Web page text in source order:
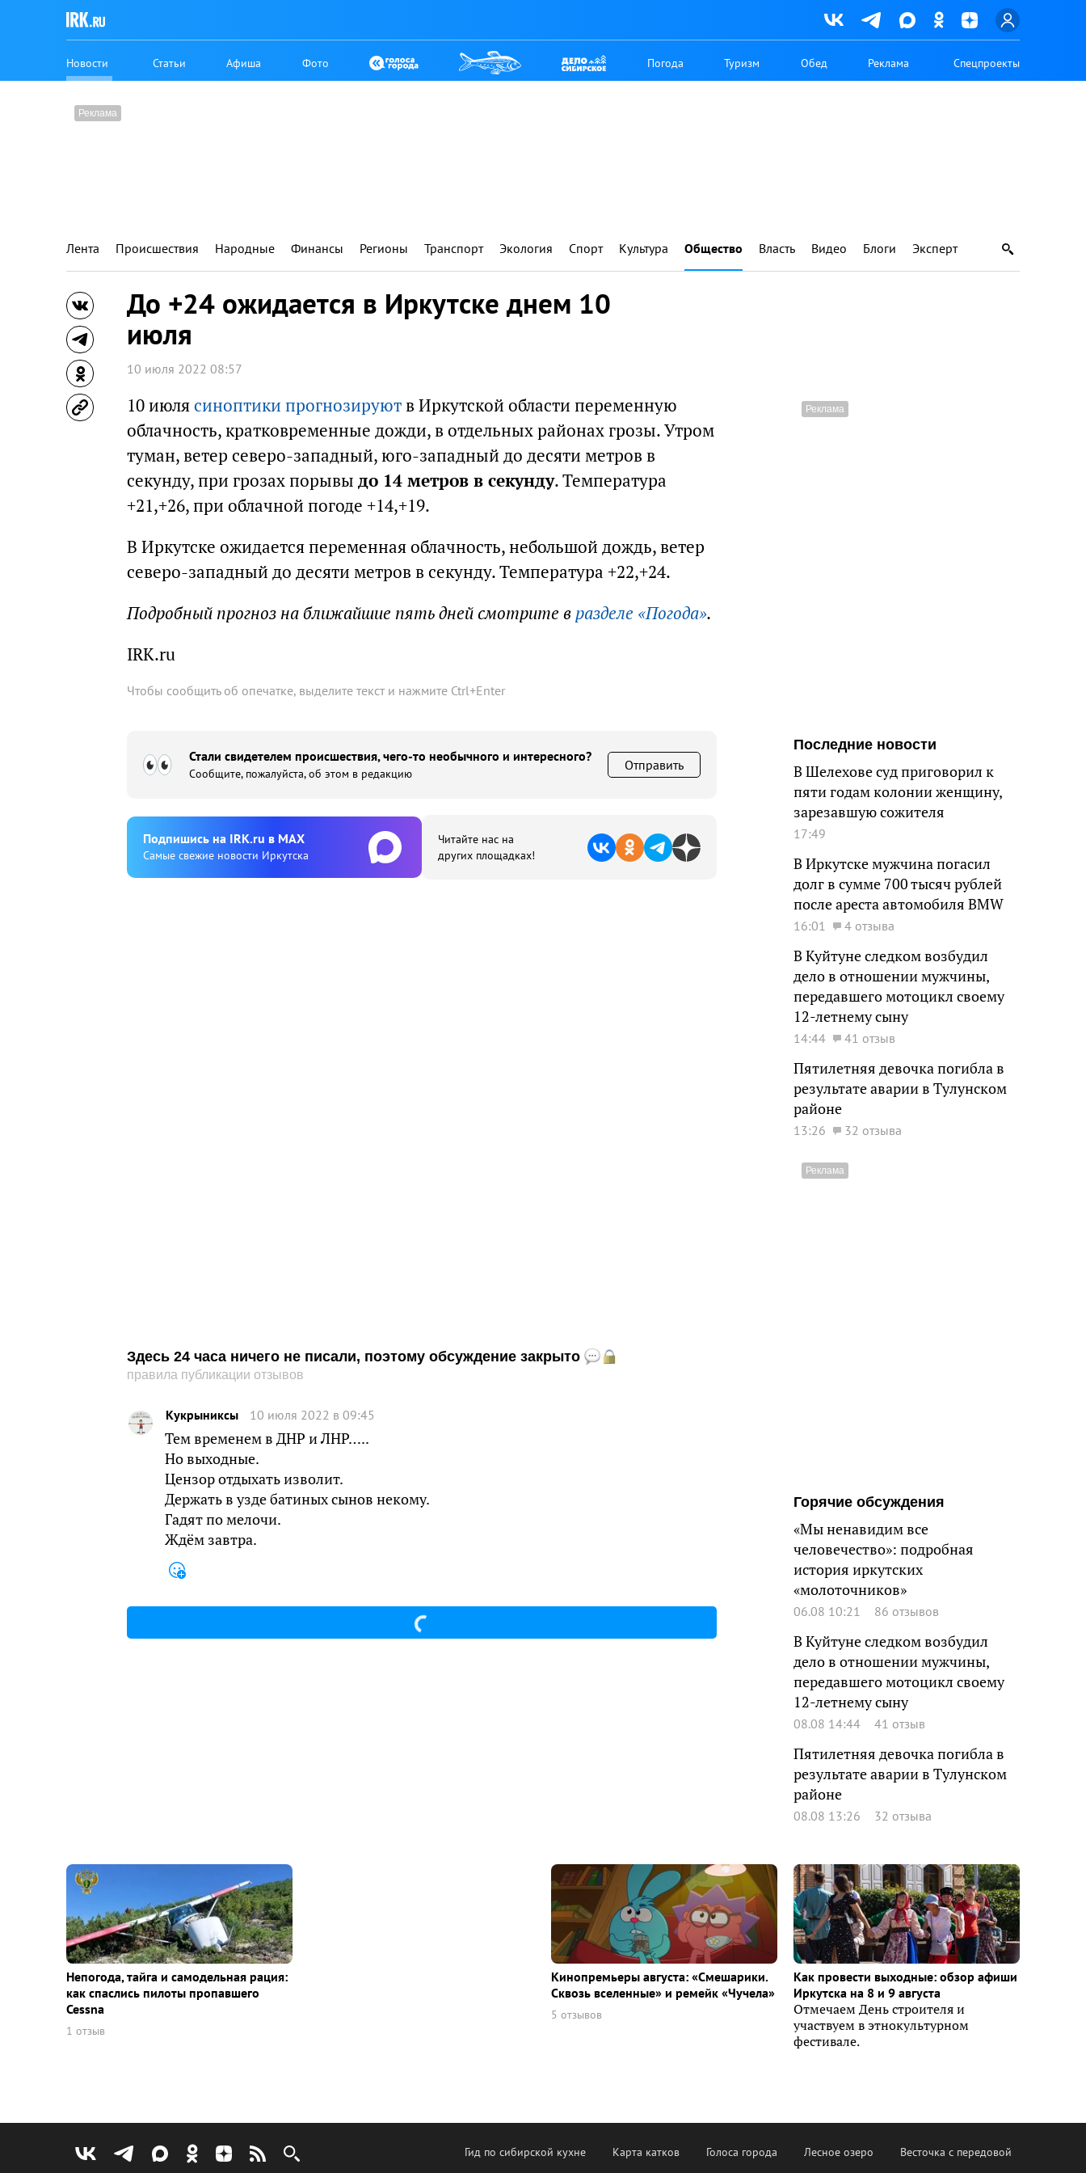
Новости Статьи Афиша Фото Погода Туризм Обед Реклама Спецпроекты
Лента Происшествия Народные Финансы Регионы Транспорт Экология Спорт Культура Общество Власть Видео Блоги Эксперт
До +24 ожидается в Иркутске днем 10
июля
10 июля 2022 08:57
10 июлясиноптики прогнозируютв Иркутской области переменную
облачность, кратковременные дожди, в отдельных районах грозы. Утром
туман, ветер северо-западный, юго-западный до десяти метров в
секунду, при грозах порывы до 14 метров в секунду. Температура
+21,+26, при облачной погоде +14,+19.
В Иркутске ожидается переменная облачность, небольшой дождь, ветер
северо-западный до десяти метров в секунду. Температура +22,+24.
Подробный прогноз на ближайшие пять дней смотрите в разделе «Погода».
IRK.ru
Чтобы сообщить об опечатке, выделите текст и нажмите Ctrl+Enter
Стали свидетелем происшествия, чего-то необычного и интересного?
Сообщите, пожалуйста, об этом в редакцию
Отправить
Подпишиcь на IRK.ru в MAX
Cамые свежие новости Иркутска
Читайте нас на
других площадках!
Здесь 24 часа ничего не писали, поэтому обсуждение закрыто
правила публикации отзывов
Кукрыниксы 10 июля 2022 в 09:45
Тем временем в ДНР и ЛНР…..
Но выходные.
Цензор отдыхать изволит.
Держать в узде батиных сынов некому.
Гадят по мелочи.
Ждём завтра.
Последние новости
В Шелехове суд приговорил к
пяти годам колонии женщину,
зарезавшую сожителя
17:49
В Иркутске мужчина погасил
долг в сумме 700 тысяч рублей
после ареста автомобиля BMW
16:01 4 отзыва
В Куйтуне следком возбудил
дело в отношении мужчины,
передавшего мотоцикл своему
12-летнему сыну
14:44 41 отзыв
Пятилетняя девочка погибла в
результате аварии в Тулунском
районе
13:26 32 отзыва
Горячие обсуждения
«Мы ненавидим все
человечество»: подробная
история иркутских
«молоточников»
06.08 10:21 86 отзывов
В Куйтуне следком возбудил
дело в отношении мужчины,
передавшего мотоцикл своему
12-летнему сыну
08.08 14:44 41 отзыв
Пятилетняя девочка погибла в
результате аварии в Тулунском
районе
08.08 13:26 32 отзыва
Непогода, тайга и самодельная рация:
как спаслись пилоты пропавшего
Cessna
1 отзыв
Кинопремьеры августа: «Смешарики.
Сквозь вселенные» и ремейк «Чучела»
5 отзывов
Как провести выходные: обзор афиши
Иркутска на 8 и 9 августа
Отмечаем День строителя и
участвуем в этнокультурном
фестивале.
Гид по сибирской кухне Карта катков Голоса города Лесное озеро Весточка с передовой